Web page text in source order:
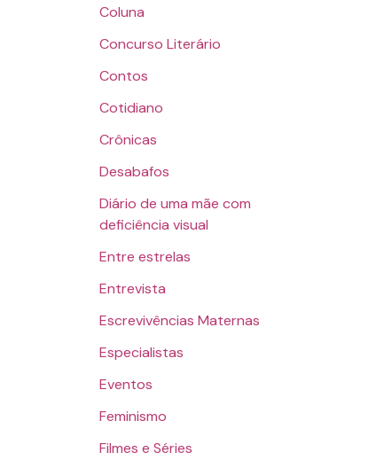
Coluna
Concurso Literário
Contos
Cotidiano
Crônicas
Desabafos
Diário de uma mãe com
deficiência visual
Entre estrelas
Entrevista
Escrevivências Maternas
Especialistas
Eventos
Feminismo
Filmes e Séries